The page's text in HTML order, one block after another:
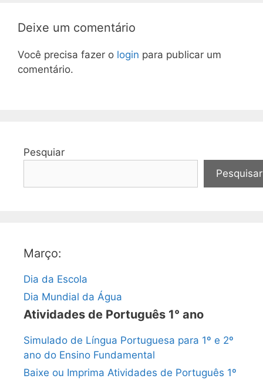
Deixe um comentário
Você precisa fazer o login para publicar um
comentário.
Pesquiar
Pesquisar
Março:
Dia da Escola
Dia Mundial da Água
Atividades de Português 1° ano
Simulado de Língua Portuguesa para 1º e 2º
ano do Ensino Fundamental
Baixe ou Imprima Atividades de Português 1º